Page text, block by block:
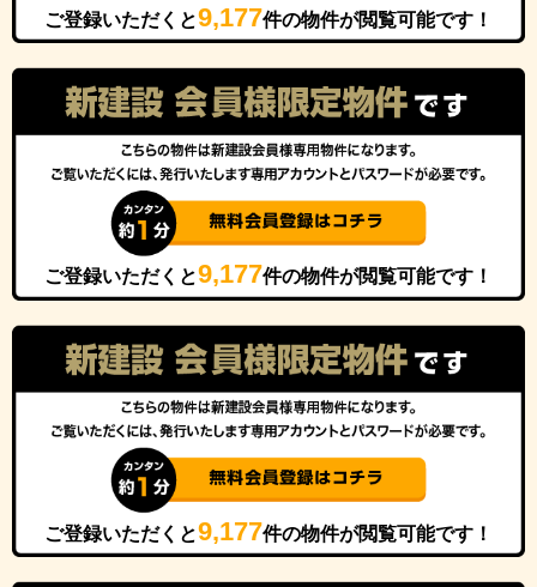
ご登録いただくと9,177件の物件が閲覧可能です！
ご登録いただくと9,177件の物件が閲覧可能です！
ご登録いただくと9,177件の物件が閲覧可能です！